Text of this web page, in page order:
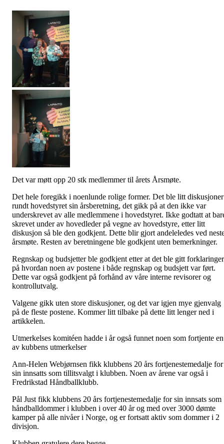
Det var møtt opp 20 stk medlemmer til årets Årsmøte.
Det hele foregikk i noenlunde rolige former. Det ble litt diskusjoner
rundt hovedstyret sin årsberetning, det gikk på at den ikke var
underskrevet av alle medlemmene i hovedstyret. Ikke godtatt at
skrevet under av hovedleder på vegne av hovedstyre, etter litt
diskusjon så ble den godkjent. Dette blir gjort andeleledes ved
årsmøte. Resten av beretningene ble godkjent uten bemerkninger.
Regnskap og budsjetter ble godkjent etter at det ble gitt forklaringer
på hvordan noen av postene i både regnskap og budsjett var ført.
Dette var også godkjent på forhånd av våre interne revisorer og
kontrollutvalg.
Valgene gikk uten store diskusjoner, og det var igjen mye gjenvalg
på de fleste postene. Kommer litt tilbake på dette litt lenger ned i
artikkelen.
Utmerkelses komitéen hadde i år også funnet noen som fortjente en
av kubbens utmerkelser
Ann-Helen Webjørnsen fikk klubbens 20 års fortjenestemedalje for
sin innsatts som tillitsvalgt i klubben. Noen av årene var også i
Fredrikstad Håndballklubb.
Pål Just fikk klubbens 20 års fortjenestemedalje for sin innsats som
håndballdommer i klubben i over 40 år og med over 3000 dømte
kamper på alle nivåer i Norge, og er fortsatt aktiv som dommer i 2
divisjon.